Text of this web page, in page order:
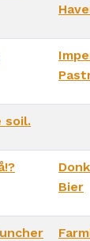
soil.
Bier